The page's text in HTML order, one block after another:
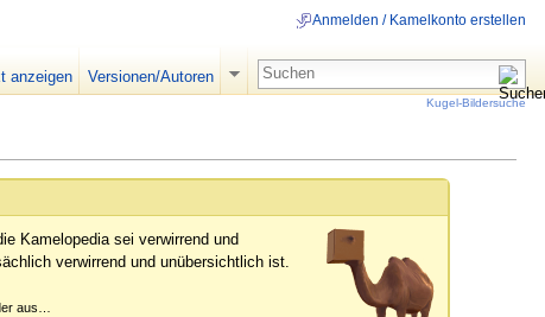
Kamelopedia sei verwirrend und
verwirrend und unübersichtlich ist.
aus…
Anmelden / Kamelkonto erstellen
anzeigen Versionen/Autoren
Kugel-Bildersuche